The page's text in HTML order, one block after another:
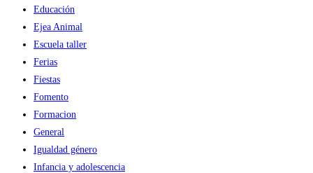
Educación
Ejea Animal
Escuela taller
Ferias
Fiestas
Fomento
Formacion
General
Igualdad género
Infancia y adolescencia